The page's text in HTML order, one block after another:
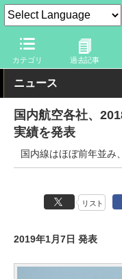
カテゴリ 過去記事
トラベル Watch 旅の方法
ニュース
国内航空各社、
実績を発表
国内線はほぼ前年並み
リスト
2019年1月7日 発表